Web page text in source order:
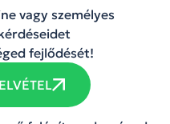
vagy személyes
fejlődését!